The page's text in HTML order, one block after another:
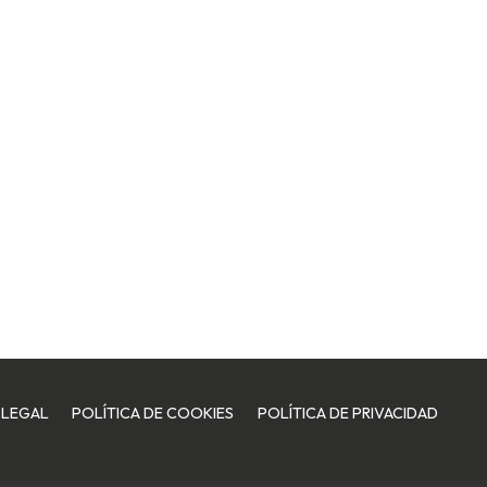
POLÍTICA DE COOKIES POLÍTICA DE PRIVACIDAD